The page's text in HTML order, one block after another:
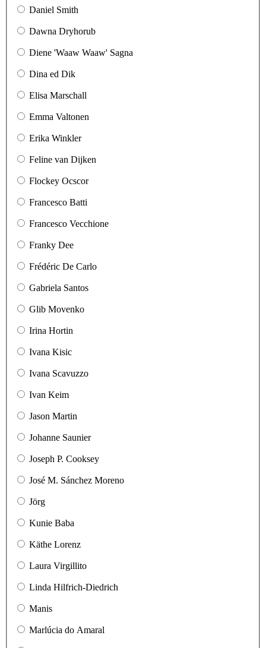
Daniel Smith
Dawna Dryhorub
Diene 'Waaw Waaw' Sagna
Dina ed Dik
Elisa Marschall
Emma Valtonen
Erika Winkler
Feline van Dijken
Flockey Ocscor
Francesco Batti
Francesco Vecchione
Franky Dee
Frédéric De Carlo
Gabriela Santos
Glib Movenko
Irina Hortin
Ivana Kisic
Ivana Scavuzzo
Ivan Keim
Jason Martin
Johanne Saunier
Joseph P. Cooksey
José M. Sánchez Moreno
Jörg
Kunie Baba
Käthe Lorenz
Laura Virgillito
Linda Hilfrich-Diedrich
Manis
Marlúcia do Amaral